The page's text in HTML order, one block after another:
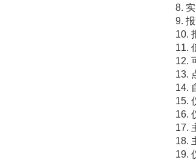
8.
9.
10.
11.
12.
13.
14.
15.
16.
17.
18.
19.